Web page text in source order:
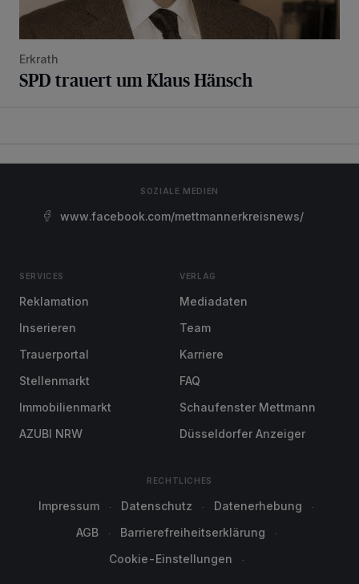
Erkrath
SPD trauert um Klaus Hänsch
SOZIALE MEDIEN
www.facebook.com/mettmannerkreisnews/
SERVICES
Reklamation
Inserieren
Trauerportal
Stellenmarkt
Immobilienmarkt
AZUBI NRW
VERLAG
Mediadaten
Team
Karriere
FAQ
Schaufenster Mettmann
Düsseldorfer Anzeiger
RECHTLICHES
Impressum Datenschutz
Datenerhebung
AGB
Barrierefreiheitserklärung
Cookie-Einstellungen